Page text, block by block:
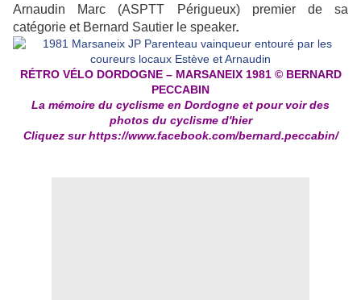
Arnaudin Marc (ASPTT Périgueux) premier de sa
catégorie et Bernard Sautier le speaker.
RÉTRO VÉLO DORDOGNE – MARSANEIX 1981 © BERNARD
PECCABIN
La mémoire du cyclisme en Dordogne et pour voir des
photos du cyclisme d'hier
Cliquez surhttps://www.facebook.com/bernard.peccabin/